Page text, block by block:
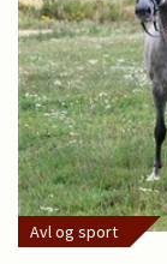
Avl og sport